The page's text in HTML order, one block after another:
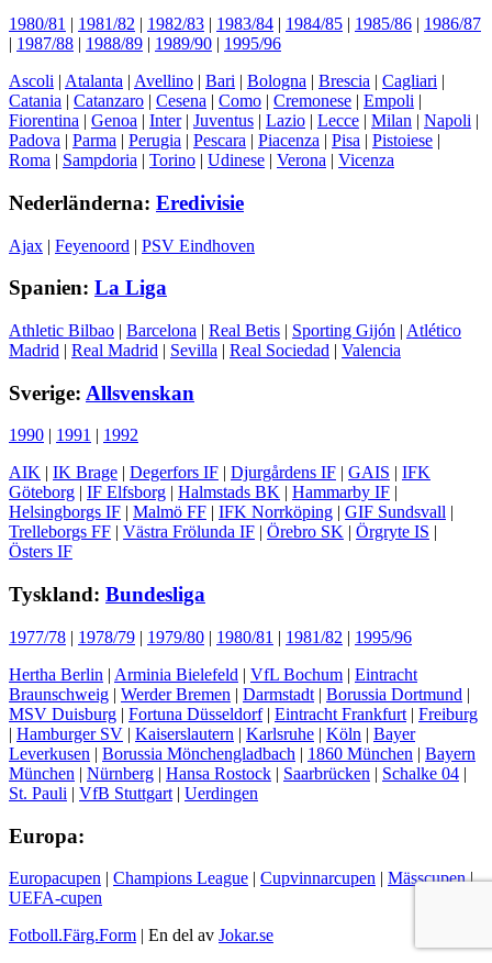
1980/81 | 1981/82 | 1982/83 | 1983/84 | 1984/85 | 1985/86 | 1986/87
| 1987/88 | 1988/89 | 1989/90 | 1995/96
Ascoli | Atalanta | Avellino | Bari | Bologna | Brescia | Cagliari |
Catania | Catanzaro | Cesena | Como | Cremonese | Empoli |
Fiorentina | Genoa | Inter| Juventus | Lazio | Lecce | Milan | Napoli |
Padova | Parma | Perugia | Pescara | Piacenza | Pisa | Pistoiese |
Roma | Sampdoria | Torino | Udinese | Verona | Vicenza
Nederländerna: Eredivisie
Ajax | Feyenoord | PSV Eindhoven
Spanien: La Liga
Athletic Bilbao | Barcelona | Real Betis | Sporting Gijón | Atlético
Madrid | Real Madrid | Sevilla | Real Sociedad | Valencia
Sverige: Allsvenskan
1990 | 1991 | 1992
AIK | IK Brage | Degerfors IF | Djurgårdens IF | GAIS | IFK
Göteborg | IF Elfsborg | Halmstads BK | Hammarby IF |
Helsingborgs IF | Malmö FF | IFK Norrköping | GIF Sundsvall |
Trelleborgs FF | Västra Frölunda IF | Örebro SK | Örgryte IS |
Östers IF
Tyskland: Bundesliga
1977/78 | 1978/79 | 1979/80 | 1980/81 | 1981/82 | 1995/96
Hertha Berlin | Arminia Bielefeld | VfL Bochum | Eintracht
Braunschweig | Werder Bremen | Darmstadt | Borussia Dortmund |
MSV Duisburg | Fortuna Düsseldorf| Eintracht Frankfurt | Freiburg
| Hamburger SV | Kaiserslautern | Karlsruhe | Köln | Bayer
Leverkusen | Borussia Mönchengladbach | 1860 München | Bayern
München | Nürnberg | Hansa Rostock | Saarbrücken | Schalke 04 |
St. Pauli | VfB Stuttgart | Uerdingen
Europa:
Europacupen | Champions League | Cupvinnarcupen | Mässcupen|
UEFA-cupen
Fotboll.Färg.Form | En del av Jokar.se